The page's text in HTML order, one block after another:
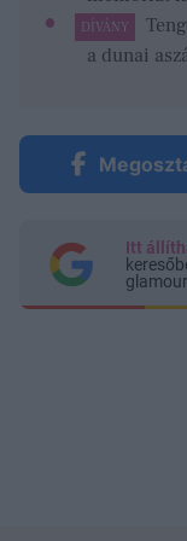
DÍVÁNY
a dunai
Itt